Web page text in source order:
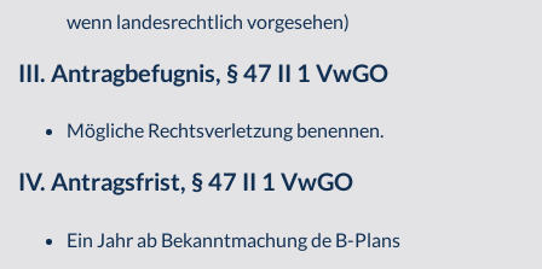
wenn landesrechtlich vorgesehen)
III. Antragbefugnis, § 47 II 1 VwGO
Mögliche Rechtsverletzung benennen.
IV. Antragsfrist, § 47 II 1 VwGO
Ein Jahr ab Bekanntmachung de B-Plans